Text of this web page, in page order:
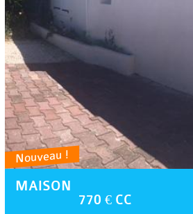
Nouveau !
MAISON
770 € CC